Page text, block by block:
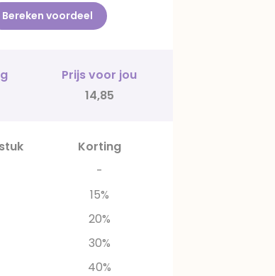
Bereken voordeel
Prijs voor jou
14,85
Korting
-
15%
20%
30%
40%